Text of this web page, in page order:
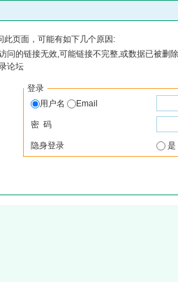
此页面，可能有如下几个原因:
问的链接无效,可能链接不完整,或数据已被删
论坛
登录
用户名
Email
密 码
隐身登录